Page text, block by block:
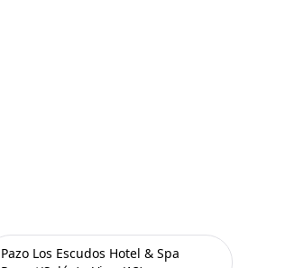
Pazo Los Escudos Hotel & Spa